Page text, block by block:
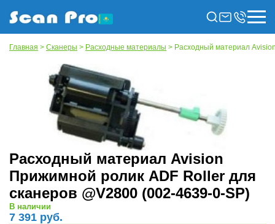
Главная > Сканеры > Расходные материалы > Расходный материал
Расходный материал Avision
Прижимной ролик ADF Roller для
сканеров @V2800 (002-4639-0-SP)
В наличии
7 391 руб.